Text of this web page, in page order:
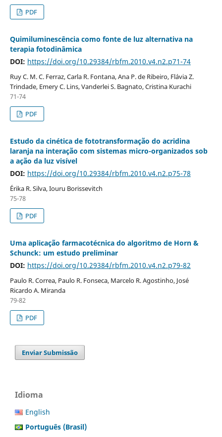
PDF
Quimiluminescência como fonte de luz alternativa na
terapia fotodinâmica
DOI: https://doi.org/10.29384/rbfm.2010.v4.n2.p71-74
Ruy C. M. C. Ferraz, Carla R. Fontana, Ana P. de Ribeiro, Flávia Z.
Trindade, Emery C. Lins, Vanderlei S. Bagnato, Cristina Kurachi
71-74
PDF
Estudo da cinética de fototransformação do acridina
laranja na interação com sistemas micro-organizados sob
a ação da luz visível
DOI: https://doi.org/10.29384/rbfm.2010.v4.n2.p75-78
Érika R. Silva, Iouru Borissevitch
75-78
PDF
Uma aplicação farmacotécnica do algoritmo de Horn &
Schunck: um estudo preliminar
DOI: https://doi.org/10.29384/rbfm.2010.v4.n2.p79-82
Paulo R. Correa, Paulo R. Fonseca, Marcelo R. Agostinho, José
Ricardo A. Miranda
79-82
PDF
Enviar Submissão
Idioma
English
Português (Brasil)